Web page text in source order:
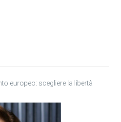
europeo: scegliere la libertà